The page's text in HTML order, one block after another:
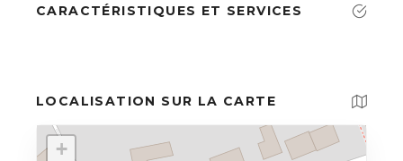
CARACTÉRISTIQUES ET SERVICES
LOCALISATION SUR LA CARTE
+